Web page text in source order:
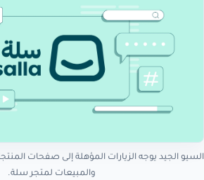
السيو الجيد يوجه الزيارات المؤهلة إلى صفحات
والمبيعات لمتجر سلة.